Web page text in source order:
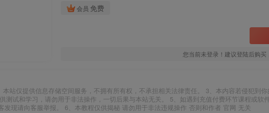
会员 免费
您当前未登录！建议登陆后购买
站仅提供信息存储空间服务，不拥有所有权，不承担相关法律责任。 3、本内容若侵犯到
测试和学习，请勿用于非法操作，一切后果与本站无关。 5、如遇到充值付费环节课程或软
现请向客服举报。 6、本教程仅供揭秘 请勿用于非法违规操作 否则和作者 官网 无关